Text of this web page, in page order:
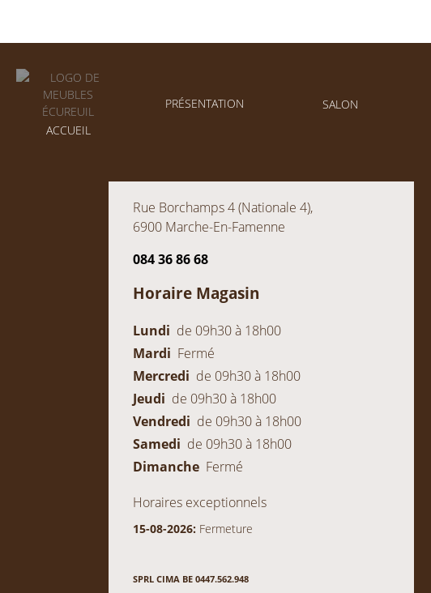
ACCUEIL
PRÉSENTATION SALON
Rue Borchamps 4 (Nationale 4),
6900 Marche-En-Famenne
084 36 86 68
Horaire Magasin
Lundi de 09h30 à 18h00
Mardi Fermé
Mercredi de 09h30 à 18h00
Jeudi de 09h30 à 18h00
Vendredi de 09h30 à 18h00
Samedi de 09h30 à 18h00
Dimanche Fermé
Horaires exceptionnels
15-08-2026: Fermeture
SPRL CIMA BE 0447.562.948